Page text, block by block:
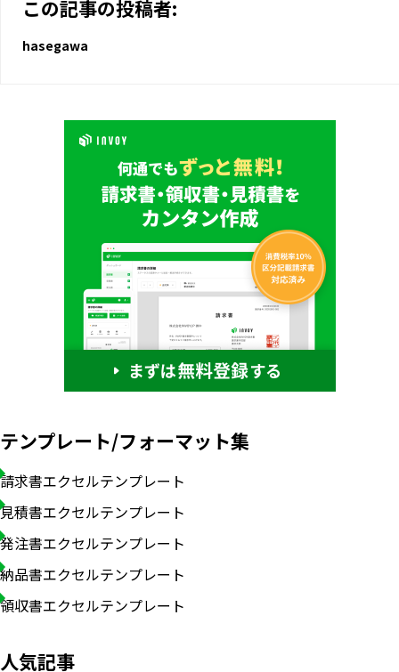
この記事の投稿者:
hasegawa
テンプレート/フォーマット集
請求書エクセルテンプレート
見積書エクセルテンプレート
発注書エクセルテンプレート
納品書エクセルテンプレート
領収書エクセルテンプレート
人気記事
いますぐ無料登録